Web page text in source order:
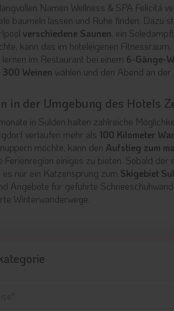
Namen Wellness & SPA Felicitá
baumeln lassen und Ruhe finden. Dazu
verschiedene Saunen , ein
kann das im hoteleigenen
lernen im Restaurant bei einem 6-Gänge-
300 Weinen wählen und den Abend an
in der Umgebung des Hotels
in Sulden halten zahlreiche
verlaufen mehr als 100 Kilometer
möchte, kann den Aufstieg zum
Ferienregion einiges zu bieten. Sobald
nur ein Katzensprung zum Skigebiet
Angebote für geführte
Winterwanderwege.